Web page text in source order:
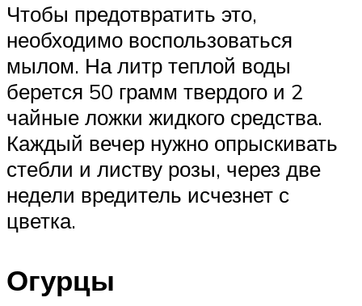
Чтобы предотвратить это,
необходимо воспользоваться
мылом. На литр теплой воды
берется 50 грамм твердого и 2
чайные ложки жидкого средства.
Каждый вечер нужно опрыскивать
стебли и листву розы, через две
недели вредитель исчезнет с
цветка.
Огурцы